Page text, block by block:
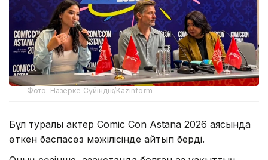
Фото: Назерке Сүйіндік/Kazinform
Бұл туралы актер Comic Con Astana 2026 аясында
өткен баспасөз мәжілісінде айтып берді.